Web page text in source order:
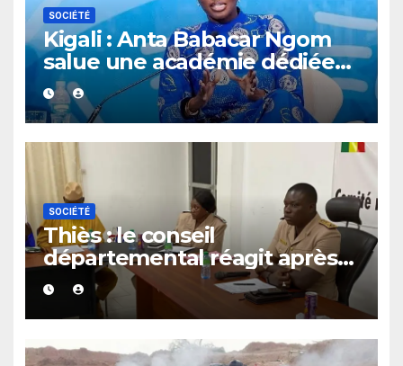
SOCIÉTÉ
Kigali : Anta Babacar Ngom
salue une académie dédiée
au leadership politique des
femmes africaines
SOCIÉTÉ
Thiès : le conseil
départemental réagit après
le rappel à l’ordre du
gouverneur